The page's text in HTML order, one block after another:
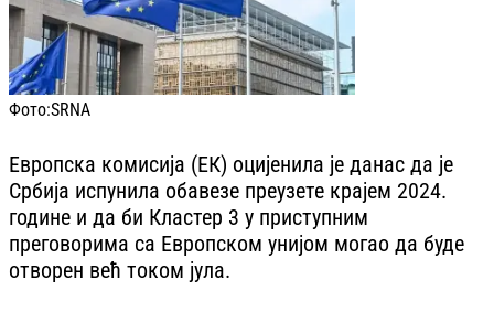
Фото:SRNA
Европска комисија (ЕК) оцијенила је данас да је
Србија испунила обавезе преузете крајем 2024.
године и да би Кластер 3 у приступним
преговорима са Европском унијом могао да буде
отворен већ током јула.